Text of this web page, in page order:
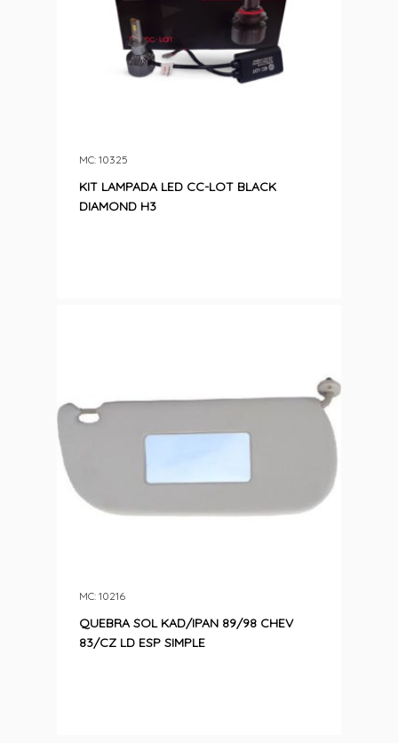
KIT LAMPADA LED CC-LOT BLACK
DIAMOND H3
MC: 10325
QUEBRA SOL KAD/IPAN 89/98 CHEV
83/CZ LD ESP SIMPLE
MC: 10216